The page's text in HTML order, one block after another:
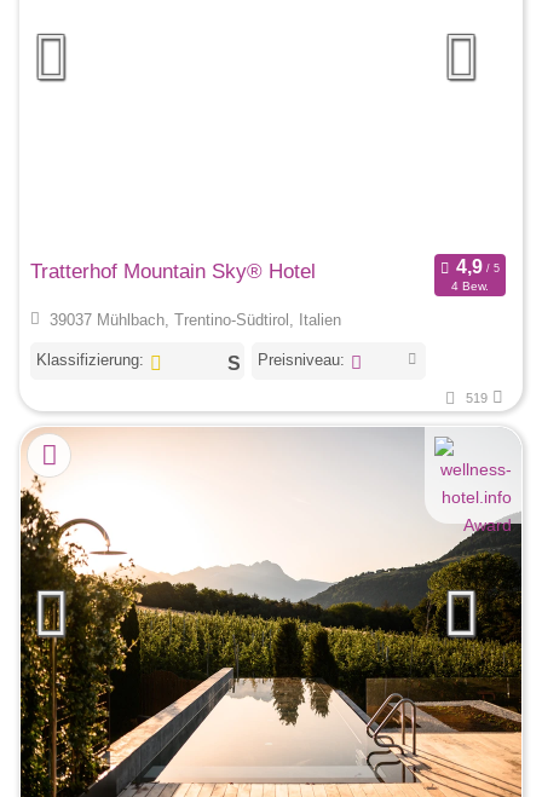
Tratterhof Mountain Sky® Hotel
4 Bew.
39037 Mühlbach, Trentino-Südtirol, Italien
Klassifizierung: Preisniveau:
519